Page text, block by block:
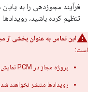
تنظیم کرده باشید،
این تماس به عنوان بخشی از
است:
پروژه مجاز در PCM نمایش داده نخواهد شد.
رویدادها منتشر نخواهند شد.